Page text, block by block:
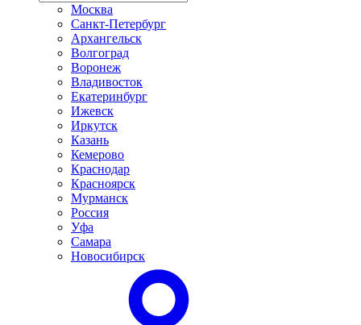
Москва
Санкт-Петербург
Архангельск
Волгоград
Воронеж
Владивосток
Екатеринбург
Ижевск
Иркутск
Казань
Кемерово
Краснодар
Красноярск
Мурманск
Россия
Уфа
Самара
Новосибирск